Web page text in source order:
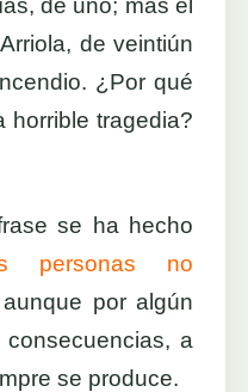
de uno; más el
de veintiún
¿Por qué
horrible tragedia?
se ha hecho
personas no
por algún
a
se produce.